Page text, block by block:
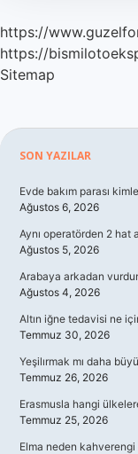
https://
https://
Sitemap
Sidebar
SON YAZILAR
Evde bakım parası
Ağustos 6, 2026
Aynı operatörden 2 hat
Ağustos 5, 2026
Arabaya arkadan
Ağustos 4, 2026
Altın iğne tedavisi ne
Temmuz 30, 2026
Yeşilırmak mı daha
Temmuz 26, 2026
Erasmusla hangi
Temmuz 25, 2026
Elma neden kahverengi